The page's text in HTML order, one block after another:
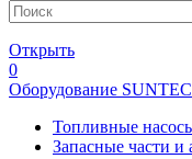
Открыть
0
Оборудование SUNTEC
Топливные
Запасные части и